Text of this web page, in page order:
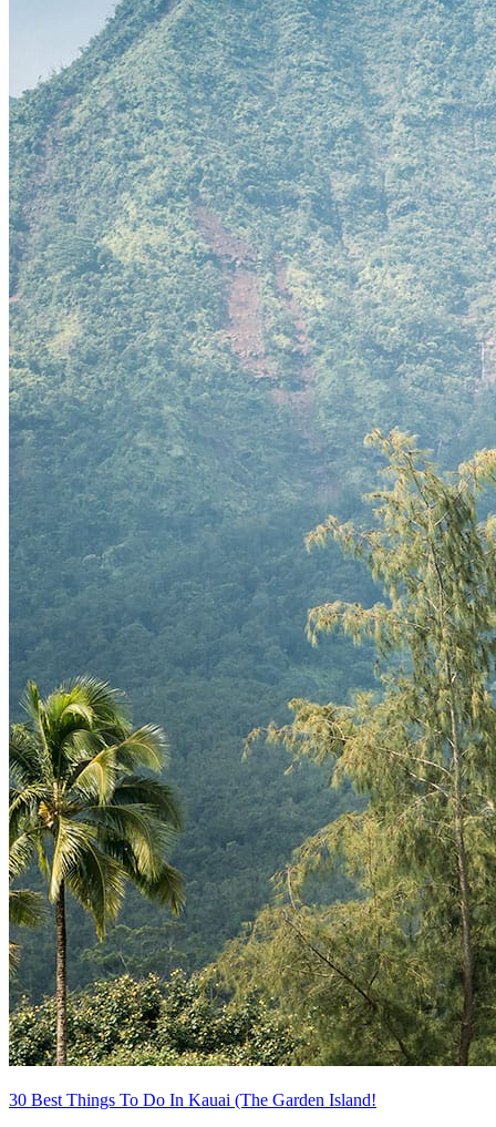
30 Best Things To Do In Kauai (The Garden Island!